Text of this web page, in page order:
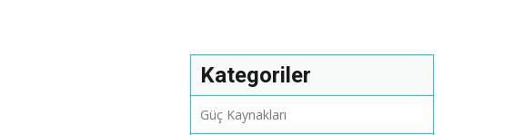
Kategoriler
Güç Kaynakları